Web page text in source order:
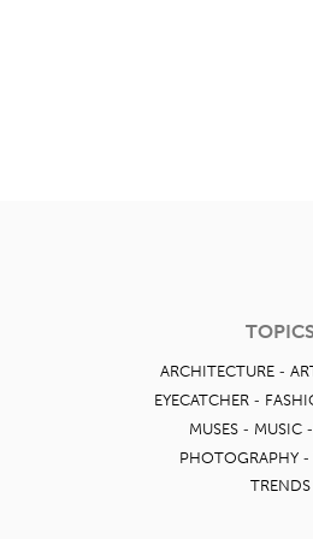
TOPICS
ARCHITECTURE
EYECATCHER
MUSES
MUSIC
PHOTOGRAPHY
TRENDS